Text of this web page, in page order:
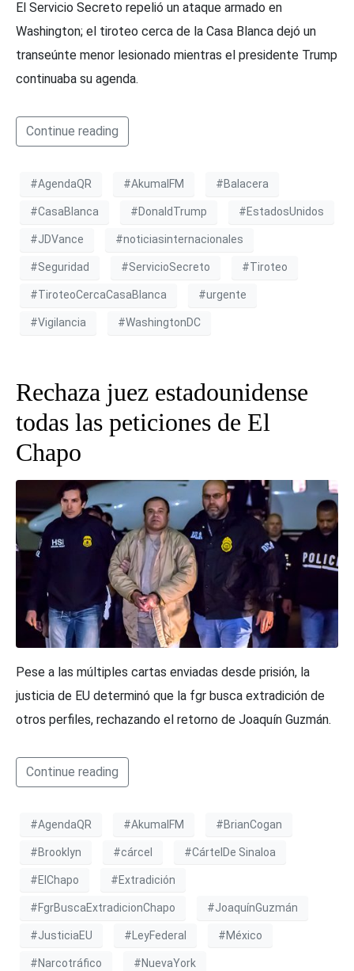
El Servicio Secreto repelió un ataque armado en
Washington; el tiroteo cerca de la Casa Blanca dejó un
transeúnte menor lesionado mientras el presidente Trump
continuaba su agenda.
Continue reading
#AgendaQR #AkumalFM #Balacera
#CasaBlanca #DonaldTrump #EstadosUnidos
#JDVance #noticiasinternacionales
#Seguridad #ServicioSecreto #Tiroteo
#TiroteoCercaCasaBlanca #urgente
#Vigilancia #WashingtonDC
Rechaza juez estadounidense
todas las peticiones de El
Chapo
Pese a las múltiples cartas enviadas desde prisión, la
justicia de EU determinó que la fgr busca extradición de
otros perfiles, rechazando el retorno de Joaquín Guzmán.
Continue reading
#AgendaQR #AkumalFM #BrianCogan
#Brooklyn #cárcel #CártelDe Sinaloa
#ElChapo #Extradición
#FgrBuscaExtradicionChapo #JoaquínGuzmán
#JusticiaEU #LeyFederal #México
#Narcotráfico #NuevaYork